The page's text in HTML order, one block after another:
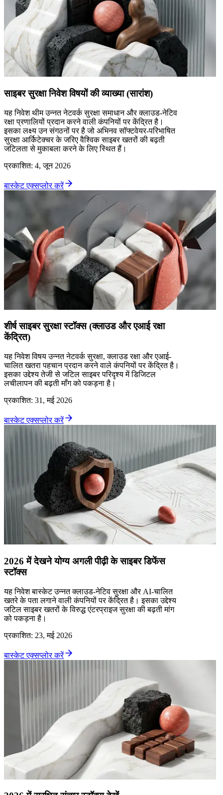
साइबर सुरक्षा निवेश विषयों की व्याख्या (सारांश)
यह निवेश थीम उन्नत नेटवर्क सुरक्षा समाधान और क्लाउड-नेटिव
रक्षा प्रणालियों प्रदान करने वाली कंपनियों पर केंद्रित है।
इसका लक्ष्य उन संगठनों पर है जो अभिनव सॉफ्टवेयर-परिभाषित
सुरक्षा आर्किटेक्चर के जरिए वैश्विक साइबर खतरों की बढ़ती
जटिलता से मुकाबला करने के लिए स्थित हैं।
प्रकाशित: 4, जून 2026
बास्केट एक्सप्लोर करें
शीर्ष साइबर सुरक्षा स्टॉक्स (क्लाउड और एआई रक्षा
केंद्रित)
यह निवेश विषय उन्नत नेटवर्क सुरक्षा, क्लाउड रक्षा और एआई-
चालित खतरा पहचान प्रदान करने वाले कंपनियों पर केंद्रित है।
इसका उद्देश्य तेजी से जटिल साइबर परिदृश्य में डिजिटल
लचीलापन की बढ़ती माँग को पकड़ना है।
प्रकाशित: 31, मई 2026
बास्केट एक्सप्लोर करें
2026 में देखने योग्य अगली पीढ़ी के साइबर डिफेंस
स्टॉक्स
यह निवेश बास्केट उन्नत क्लाउड-नेटिव सुरक्षा और AI-चालित
खतरे के पता लगाने वाली कंपनियों पर केंद्रित है। इसका उद्देश्य
जटिल साइबर खतरों के विरुद्ध एंटरप्राइज सुरक्षा की बढ़ती मांग
को पकड़ना है।
प्रकाशित: 23, मई 2026
बास्केट एक्सप्लोर करें